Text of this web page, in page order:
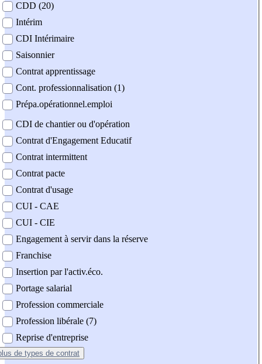
CDD (20)
Intérim
CDI Intérimaire
Saisonnier
Contrat apprentissage
Cont. professionnalisation (1)
Prépa.opérationnel.emploi
CDI de chantier ou d'opération
Contrat d'Engagement Educatif
Contrat intermittent
Contrat pacte
Contrat d'usage
CUI - CAE
CUI - CIE
Engagement à servir dans la réserve
Franchise
Insertion par l'activ.éco.
Portage salarial
Profession commerciale
Profession libérale (7)
Reprise d'entreprise
de types de contrat